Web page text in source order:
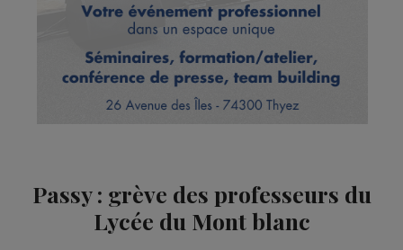
Passy : grève des professeurs du
Lycée du Mont blanc